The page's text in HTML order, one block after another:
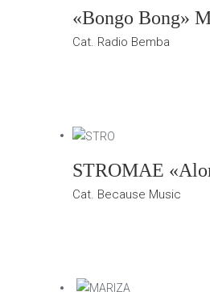
«Bongo Bong»
Cat. Radio Bemba
STROMAE
Cat. Because Music